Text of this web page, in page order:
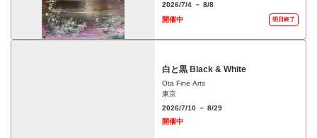
2026/7/4 － 8/8
開催中
明日終了
白と黒 Black & White
Ota Fine Arts
東京
2026/7/10 － 8/29
開催中